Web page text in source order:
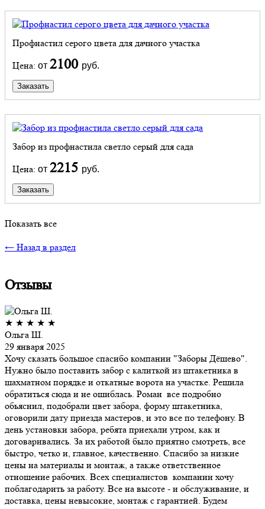
Профнастил серого цвета для дачного участка
Цена: от 2100 руб.
Заказать
Забор из профнастила светло серый для сада
Цена: от 2215 руб.
Заказать
Показать все
← Назад в раздел
Отзывы
★ ★ ★ ★ ★
Ольга Ш.
29 января 2025
Хочу сказать большое спасибо компании "Заборы Дёшево".
Нужно было поставить забор с калиткой из штакетника в
шахматном порядке и откатные ворота на участке. Решила
обратиться сюда и не ошиблась. Роман все подробно
обьяснил, подобрали цвет забора, форму штакетника,
оговорили дату приезда мастеров, и это все по телефону. В
день установки забора, ребята приехали утром, как и
договаривались. За их работой было приятно смотреть, все
быстро, четко и, главное, качественно. Спасибо за низкие
цены на материалы и монтаж, а также ответственное
отношение рабочих. Всех специалистов компании хочу
поблагодарить за работу. Все на высоте - и обслуживание, и
доставка, цены невысокие, монтаж с гарантией. Будем